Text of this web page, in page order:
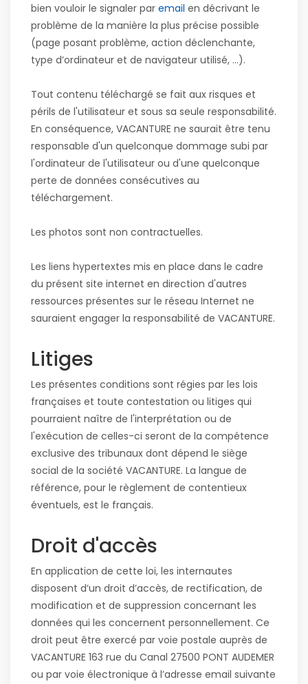
bien vouloir le signaler par email en décrivant le
problème de la manière la plus précise possible
(page posant problème, action déclenchante,
type d’ordinateur et de navigateur utilisé, …).
Tout contenu téléchargé se fait aux risques et
périls de l'utilisateur et sous sa seule responsabilité.
En conséquence, VACANTURE ne saurait être tenu
responsable d'un quelconque dommage subi par
l'ordinateur de l'utilisateur ou d'une quelconque
perte de données consécutives au
téléchargement.
Les photos sont non contractuelles.
Les liens hypertextes mis en place dans le cadre
du présent site internet en direction d'autres
ressources présentes sur le réseau Internet ne
sauraient engager la responsabilité de VACANTURE.
Litiges
Les présentes conditions sont régies par les lois
françaises et toute contestation ou litiges qui
pourraient naître de l'interprétation ou de
l'exécution de celles-ci seront de la compétence
exclusive des tribunaux dont dépend le siège
social de la société VACANTURE. La langue de
référence, pour le règlement de contentieux
éventuels, est le français.
Droit d'accès
En application de cette loi, les internautes
disposent d’un droit d’accès, de rectification, de
modification et de suppression concernant les
données qui les concernent personnellement. Ce
droit peut être exercé par voie postale auprès de
VACANTURE 163 rue du Canal 27500 PONT AUDEMER
ou par voie électronique à l’adresse email suivante